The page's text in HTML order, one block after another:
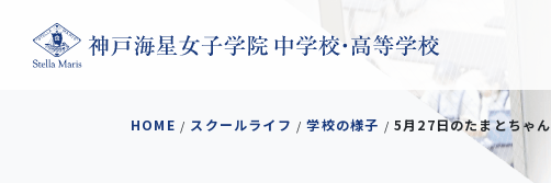
HOME / スクールライフ / 学校の様子 / 5月27日のたまとちゃん